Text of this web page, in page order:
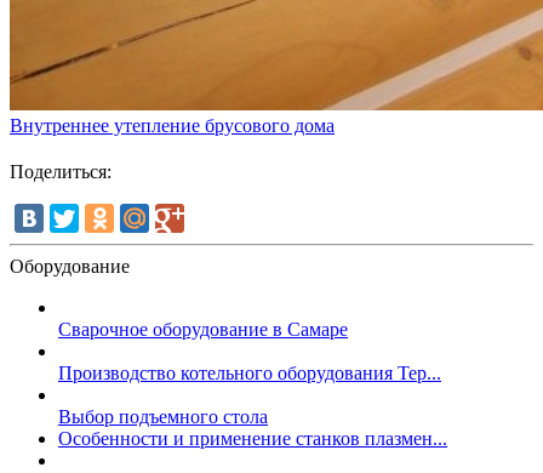
Внутреннее утепление брусового дома
Поделиться:
Оборудование
Сварочное оборудование в Самаре
Производство котельного оборудования Тер...
Выбор подъемного стола
Особенности и применение станков плазмен...